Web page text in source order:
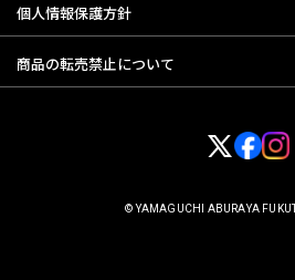
個人情報保護方針
商品の転売禁止について
© YAMAGUCHI ABURAYA